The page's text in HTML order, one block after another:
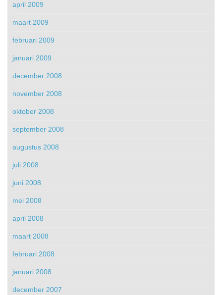
april 2009
maart 2009
februari 2009
januari 2009
december 2008
november 2008
oktober 2008
september 2008
augustus 2008
juli 2008
juni 2008
mei 2008
april 2008
maart 2008
februari 2008
januari 2008
december 2007